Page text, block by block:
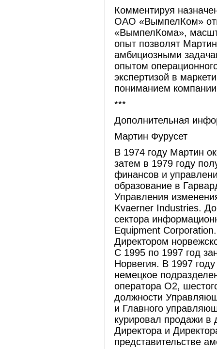
Комментируя
ОАО «ВымпелКом»
«ВымпелКома»,
опыт позволят
амбициозными
опытом
экспертизой в
пониманием
***
Дополнительная
Мартин Фурусет
В 1974 году Мартин
затем в 1979 году
финансов и
образование в
Управления
Kvaerner Industries.
сектора
Equipment
Директором
С 1995 по 1997 год
Норвегия. В 1997
немецкое
оператора О2,
должности
и Главного
курировал продажи в
Директора и
представительстве